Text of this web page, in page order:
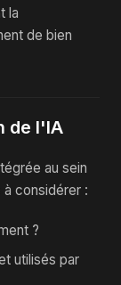
la
de bien
de l'IA
au sein
considérer :
?
utilisés par